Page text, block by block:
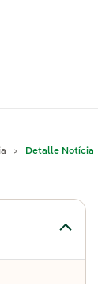
Detalle Notícia
de Notícia